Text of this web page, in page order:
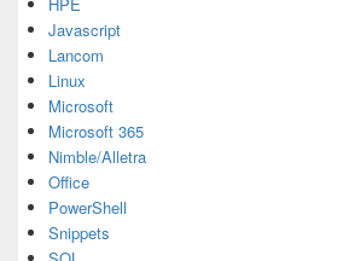
Javascript
Lancom
Linux
Microsoft
Microsoft 365
Nimble/Alletra
Office
PowerShell
Snippets